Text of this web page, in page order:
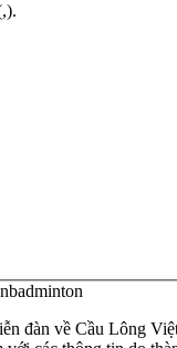
đàn về Cầu Lông